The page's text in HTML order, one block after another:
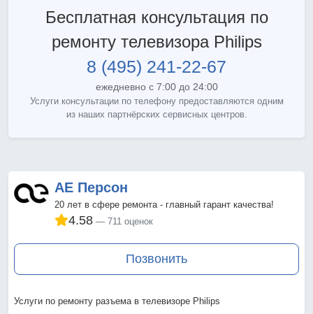
Бесплатная консультация по
ремонту телевизора Philips
8 (495) 241-22-67
ежедневно с 7:00 до 24:00
Услуги консультации по телефону предоставляются одним
из наших партнёрских сервисных центров.
АЕ Персон
20 лет в сфере ремонта - главный гарант качества!
4.58 711 оценок
Позвонить
Услуги по ремонту разъема в телевизоре Philips